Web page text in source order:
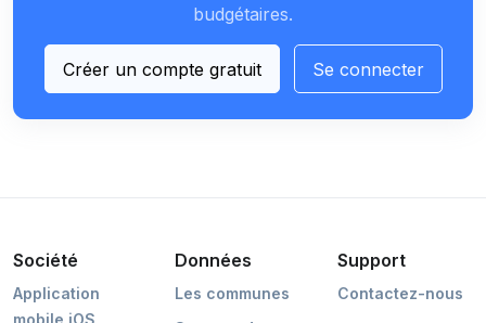
budgétaires.
Créer un compte gratuit Se connecter
Société
Application
Données
Les communes
Support
Contactez-nous